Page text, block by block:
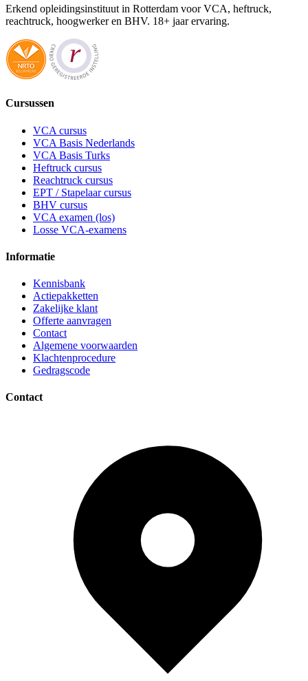
Erkend opleidingsinstituut in Rotterdam voor VCA, heftruck,
reachtruck, hoogwerker en BHV. 18+ jaar ervaring.
Cursussen
VCA cursus
VCA Basis Nederlands
VCA Basis Turks
Heftruck cursus
Reachtruck cursus
EPT / Stapelaar cursus
BHV cursus
VCA examen (los)
Losse VCA-examens
Informatie
Kennisbank
Actiepakketten
Zakelijke klant
Offerte aanvragen
Contact
Algemene voorwaarden
Klachtenprocedure
Gedragscode
Contact